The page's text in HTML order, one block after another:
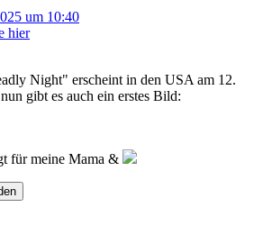
um 10:40
hier
Night" erscheint in den USA am 12.
gibt es auch ein erstes Bild:
für meine Mama &